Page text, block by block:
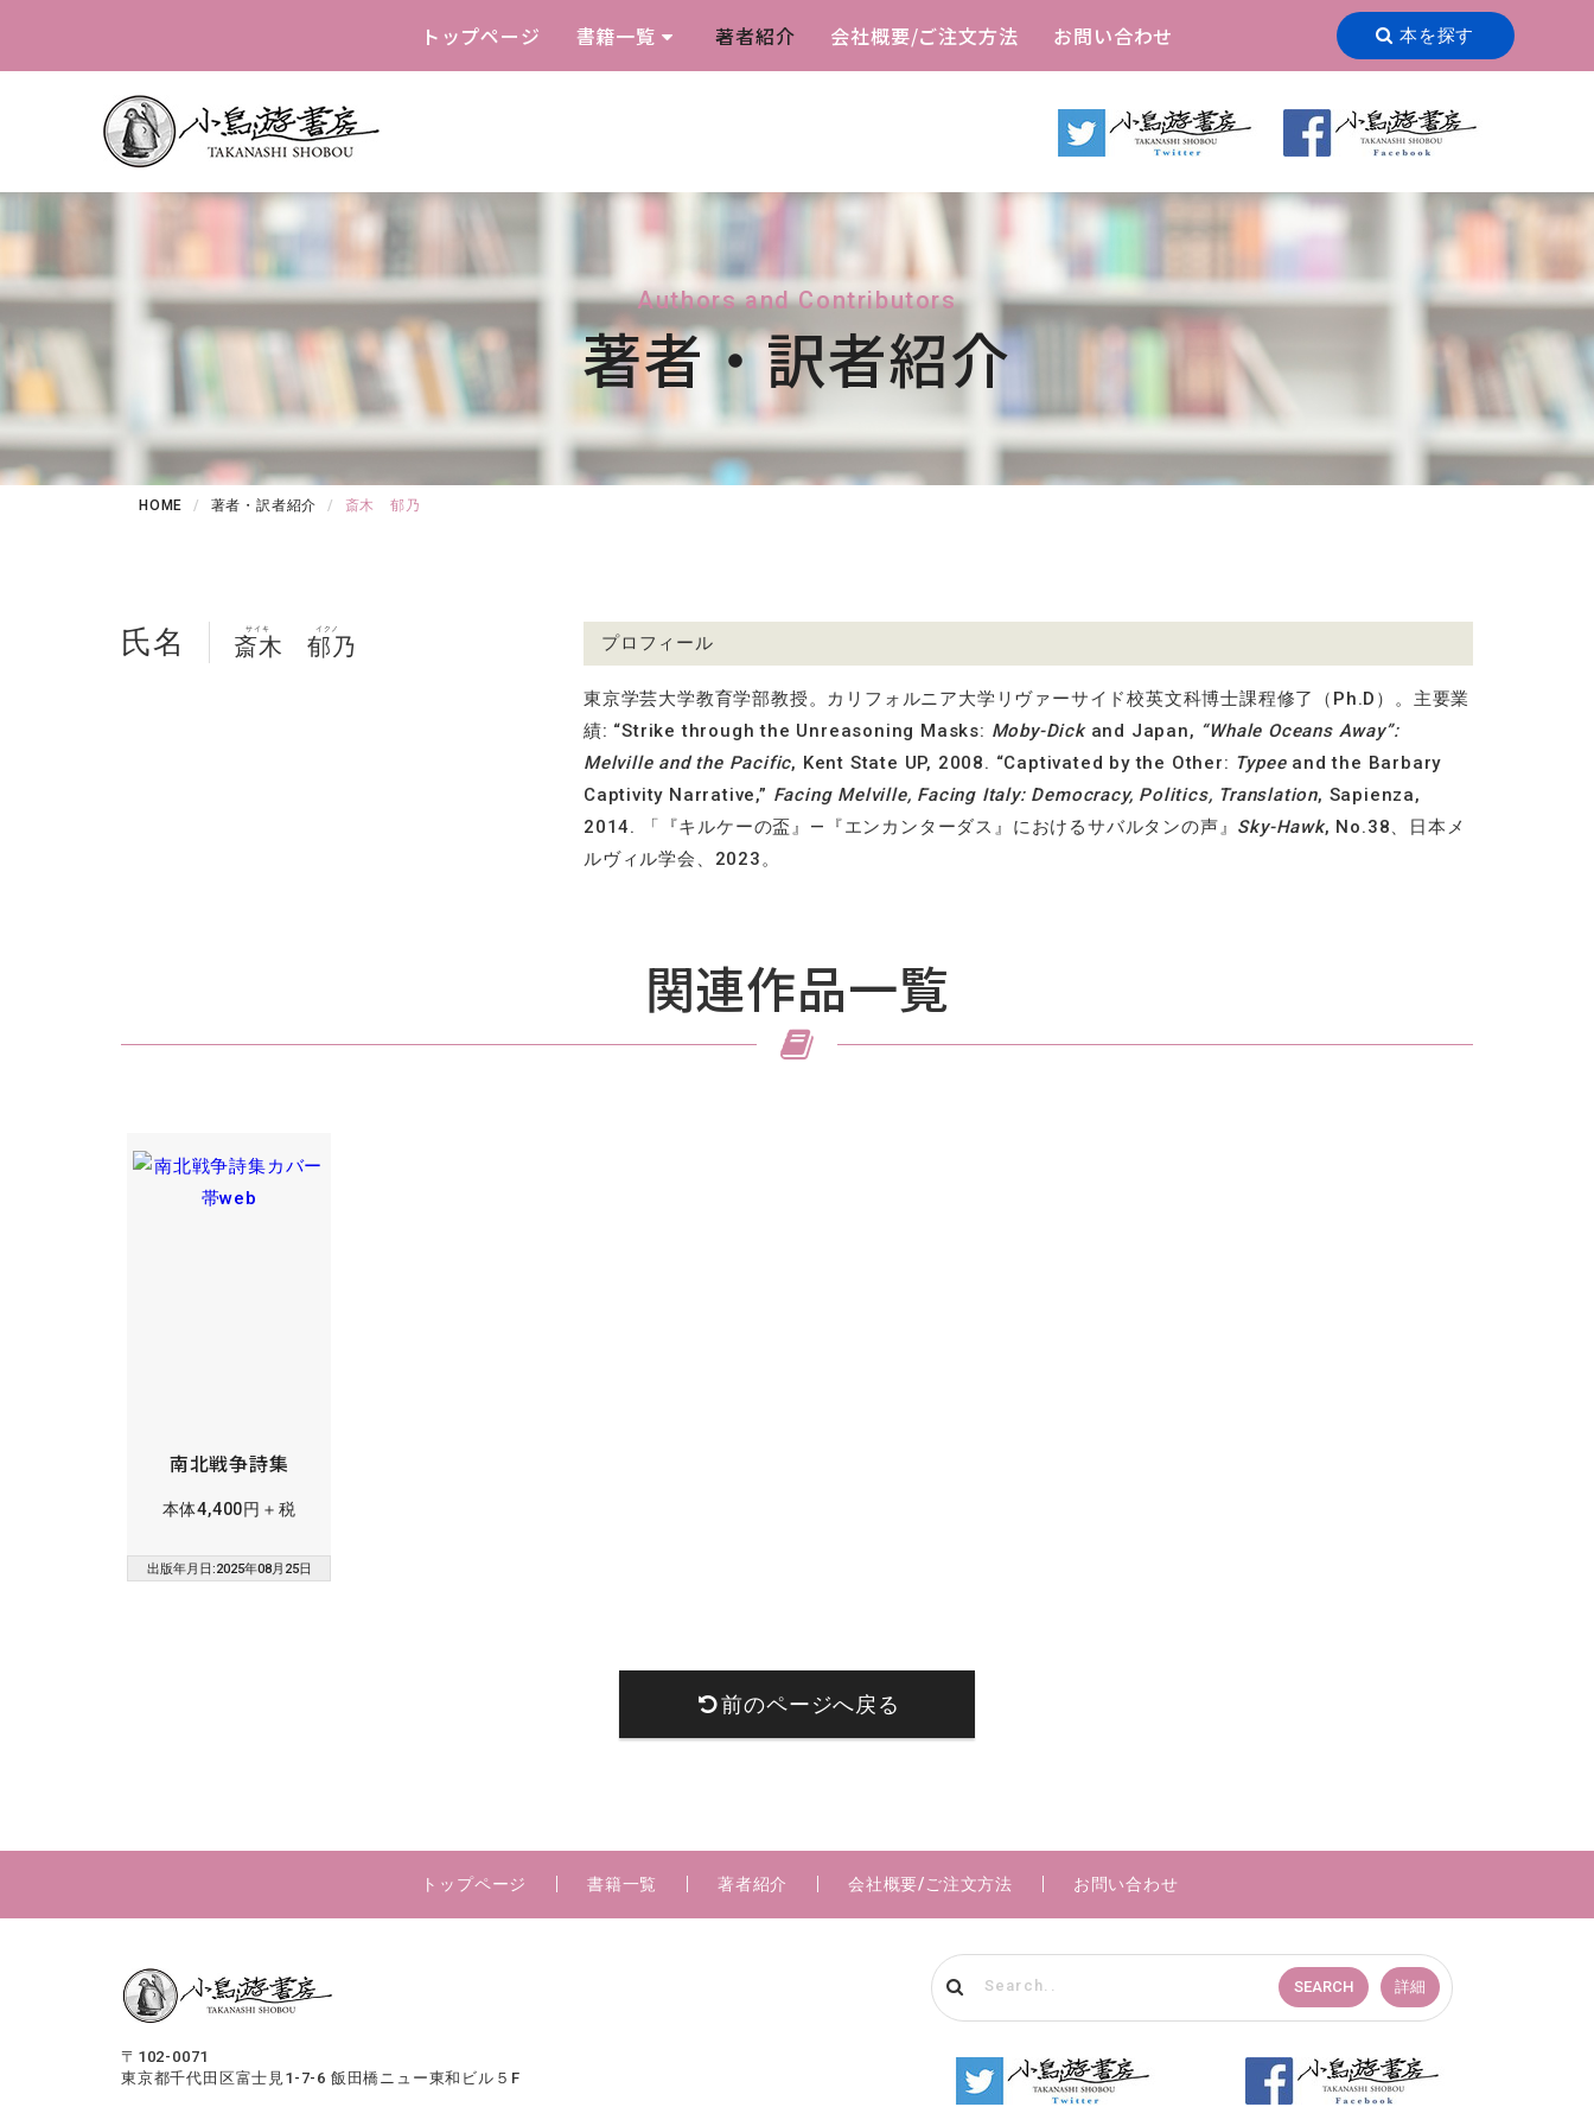
トップページ 書籍一覧 著者紹介 会社概要/ご注文方法 お問い合わせ 本を探す
Authors and Contributors
著者・訳者紹介
HOME 著者・訳者紹介 斎木 郁乃
氏名 斎木
サイキ
郁乃
イクノ
プロフィール
東京学芸大学教育学部教授。カリフォルニア大学リヴァーサイド校英文科博士課程修了（ Ph.D ）。主要業
績: “Strike through the Unreasoning Masks: Moby-Dickand Japan, “Whale Oceans Away”:
Melville and the Pacific, Kent State UP, 2008. “Captivated by the Other: Typeeand the Barbary
Captivity Narrative,” Facing Melville, Facing Italy: Democracy, Politics, Translation, Sapienza,
2014.
「『キルケーの盃』—『エンカンターダス』におけるサバルタンの声』 Sky-Hawk, No.38、日本メ
ルヴィル学会、 2023。
関連作品一覧
南北戦争詩集
本体4,400円＋税
出版年月日:2025年08月25日
前のページへ戻る
トップページ 書籍一覧 著者紹介 会社概要/ご注文方法 お問い合わせ
〒102-0071
東京都千代田区富士見1-7-6 飯田橋ニュー東和ビル５F
SEARCH 詳細